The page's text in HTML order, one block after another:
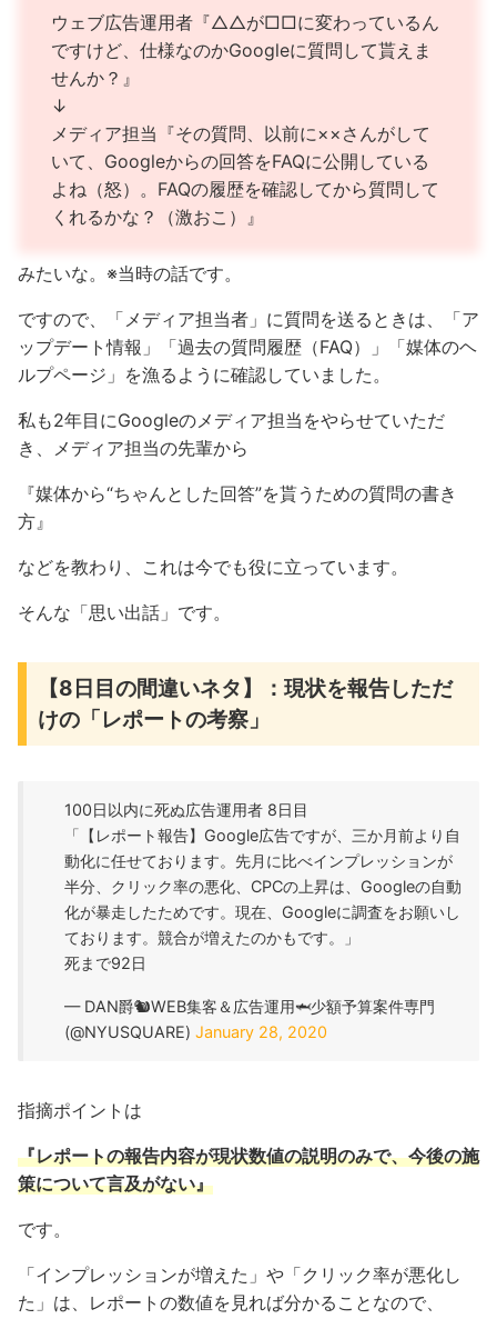
ウェブ広告運用者『△△が□□に変わっているん
ですけど、仕様なのかGoogleに質問して貰えま
せんか？』
↓
メディア担当『その質問、以前に××さんがして
いて、Googleからの回答をFAQに公開している
よね（怒）。FAQの履歴を確認してから質問して
くれるかな？（激おこ）』
みたいな。※当時の話です。
ですので、「メディア担当者」に質問を送るときは、「ア
ップデート情報」「過去の質問履歴（FAQ）」「媒体のヘ
ルプページ」を漁るように確認していました。
私も2年目にGoogleのメディア担当をやらせていただ
き、メディア担当の先輩から
『媒体から“ちゃんとした回答”を貰うための質問の書き
方』
などを教わり、これは今でも役に立っています。
そんな「思い出話」です。
【8日目の間違いネタ】：現状を報告しただ
けの「レポートの考察」
100日以内に死ぬ広告運用者 8日目
「【レポート報告】Google広告ですが、三か月前より自
動化に任せております。先月に比べインプレッションが
半分、クリック率の悪化、CPCの上昇は、Googleの自動
化が暴走したためです。現在、Googleに調査をお願いし
ております。競合が増えたのかもです。」
死まで92日
— DAN爵🐿WEB集客＆広告運用🦈少額予算案件専門
(@NYUSQUARE)January 28, 2020
指摘ポイントは
『レポートの報告内容が現状数値の説明のみで、今後の施
策について言及がない』
です。
「インプレッションが増えた」や「クリック率が悪化し
た」は、レポートの数値を見れば分かることなので、